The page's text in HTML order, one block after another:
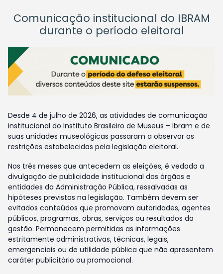
Comunicação institucional do IBRAM
durante o período eleitoral
Desde 4 de julho de 2026, as atividades de comunicação
institucional do Instituto Brasileiro de Museus – Ibram e de
suas unidades museológicas passaram a observar as
restrições estabelecidas pela legislação eleitoral.
Nos três meses que antecedem as eleições, é vedada a
divulgação de publicidade institucional dos órgãos e
entidades da Administração Pública, ressalvadas as
hipóteses previstas na legislação. Também devem ser
evitados conteúdos que promovam autoridades, agentes
públicos, programas, obras, serviços ou resultados da
gestão. Permanecem permitidas as informações
estritamente administrativas, técnicas, legais,
emergenciais ou de utilidade pública que não apresentem
caráter publicitário ou promocional.